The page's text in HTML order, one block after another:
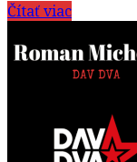
Čítať viac